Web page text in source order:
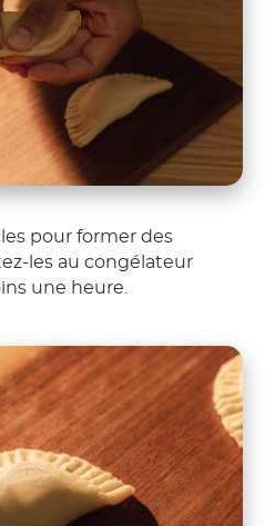
pour former des
les au congélateur
une heure.